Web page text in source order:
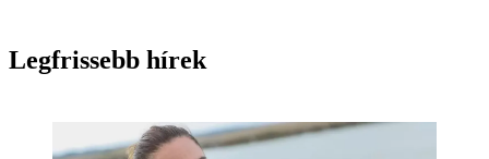
Legfrissebb hírek